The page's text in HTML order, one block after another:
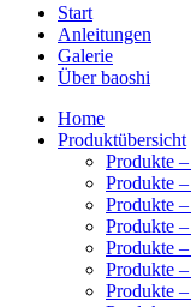
Start
Anleitungen
Galerie
Über baoshi
Home
Produktübersicht
Produkte
Produkte
Produkte
Produkte
Produkte
Produkte
Produkte